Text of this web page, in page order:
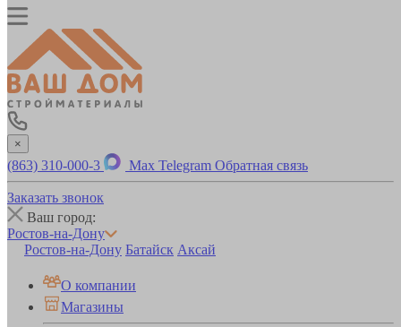
×
(863) 310-000-3 Max Telegram Обратная связь
Заказать звонок
Ваш город:
Ростов-на-Дону
Ростов-на-Дону Батайск Аксай
О компании
Магазины